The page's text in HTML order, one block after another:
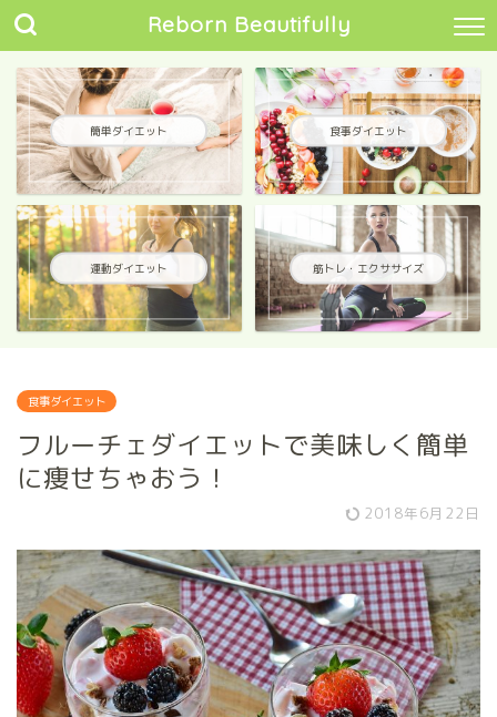
Reborn Beautifully
簡単ダイエット 食事ダイエット
運動ダイエット 筋トレ・エクササイズ
食事ダイエット
フルーチェダイエットで美味しく簡単
に痩せちゃおう！
2018年6月22日